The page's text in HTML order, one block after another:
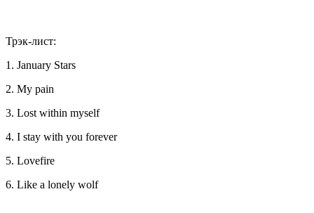
Трэк-лист:
1. January Stars
2. My pain
3. Lost within myself
4. I stay with you forever
5. Lovefire
6. Like a lonely wolf